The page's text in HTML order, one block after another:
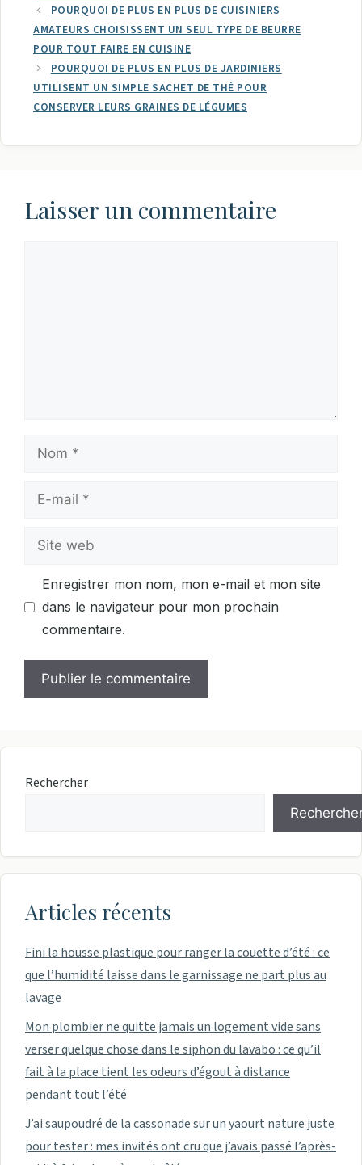
POURQUOI DE PLUS EN PLUS DE CUISINIERS
AMATEURS CHOISISSENT UN SEUL TYPE DE BEURRE
POUR TOUT FAIRE EN CUISINE
POURQUOI DE PLUS EN PLUS DE JARDINIERS
UTILISENT UN SIMPLE SACHET DE THÉ POUR
CONSERVER LEURS GRAINES DE LÉGUMES
Laisser un commentaire
Nom
Site
Enregistrer mon nom, mon e-mail et mon site
dans le navigateur pour mon prochain
commentaire.
Rechercher
Articles récents
Fini la housse plastique pour ranger la couette d’été : ce
que l’humidité laisse dans le garnissage ne part plus au
lavage
Mon plombier ne quitte jamais un logement vide sans
verser quelque chose dans le siphon du lavabo : ce qu’il
fait à la place tient les odeurs d’égout à distance
pendant tout l’été
J’ai saupoudré de la cassonade sur un yaourt nature juste
pour tester : mes invités ont cru que j’avais passé l’après-